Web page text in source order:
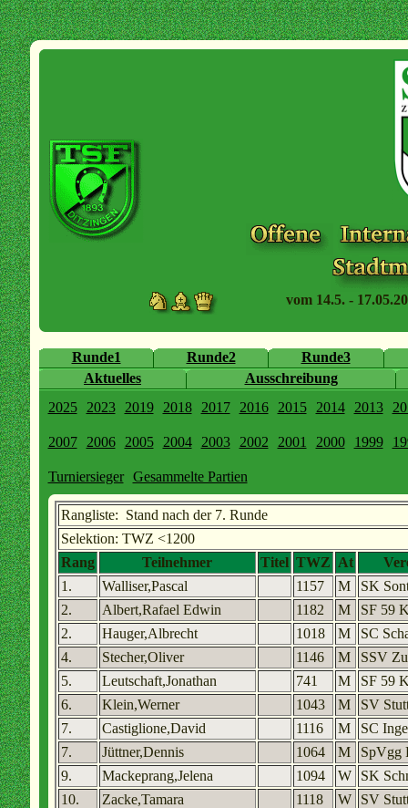
vom 14.5. -
Runde1 Runde2
Runde3
Aktuelles
Ausschreibung
2025
2023 2019 2018 2017 2016 2015 2014 2013
2007 2006 2005 2004 2003 2002 2001 2000 1999
Turniersieger Gesammelte Partien
Rangliste: Stand nach der 7. Runde
Selektion: TWZ <1200
Rang
Teilnehmer Titel TWZ At
1.
Walliser,Pascal 1157 M
SK
2.
Albert,Rafael Edwin 1182 M
SF 59
2.
Hauger,Albrecht 1018 M
SC
4.
Stecher,Oliver 1146 M
SSV
5.
Leutschaft,Jonathan 741 M
SF 59
6.
Klein,Werner 1043 M
SV
7.
Castiglione,David 1116 M
SC
7.
Jüttner,Dennis 1064 M
SpVgg
9.
Mackeprang,Jelena 1094 W
SK
10.
Zacke,Tamara 1118 W
SV